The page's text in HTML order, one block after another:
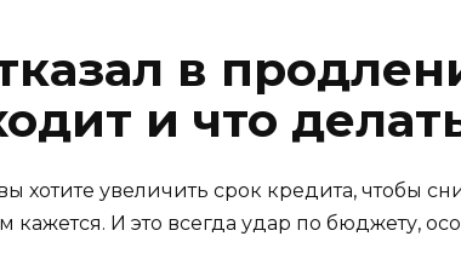
в
и что
хотите увеличить срок кредита, чтобы
кажется. И это всегда удар по бюджету,